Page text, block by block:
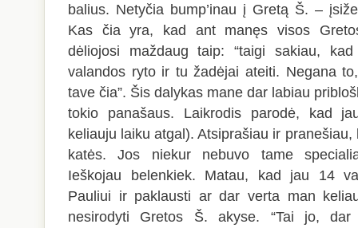
balius. Netyčia bump’inau į Gretą Š. –
Kas čia yra, kad ant manęs visos
dėliojosi maždaug taip: “taigi sakiau,
valandos ryto ir tu žadėjai ateiti. Negana
tave čia”. Šis dalykas mane dar labiau
tokio panašaus. Laikrodis parodė, kad
keliauju laiku atgal). Atsiprašiau ir
katės. Jos niekur nebuvo tame
Ieškojau belenkiek. Matau, kad jau 14
Pauliui ir paklausti ar dar verta man
nesirodyti Gretos Š. akyse. “Tai jo,